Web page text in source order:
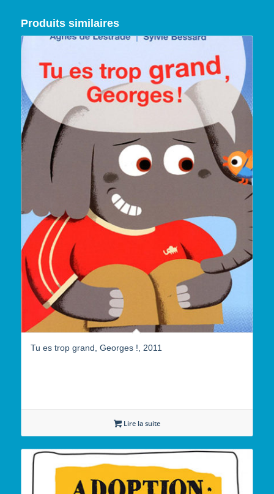
Produits similaires
Tu es trop grand, Georges !, 2011
Lire la suite